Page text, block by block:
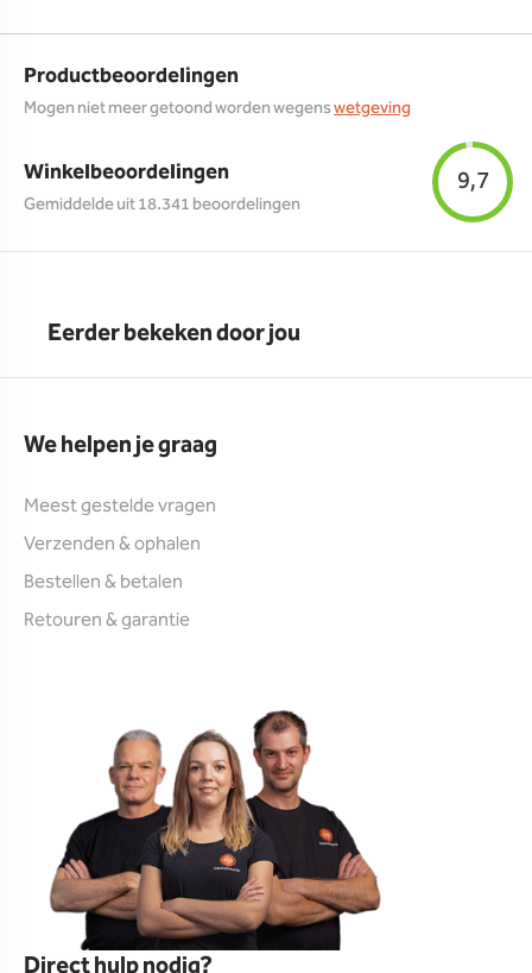
Productbeoordelingen
Mogen niet meer getoond worden wegenswetgeving
Winkelbeoordelingen
Gemiddelde uit 18.341 beoordelingen
9,7
Eerder bekeken door jou
We helpen je graag
Meest gestelde vragen
Verzenden & ophalen
Bestellen & betalen
Retouren & garantie